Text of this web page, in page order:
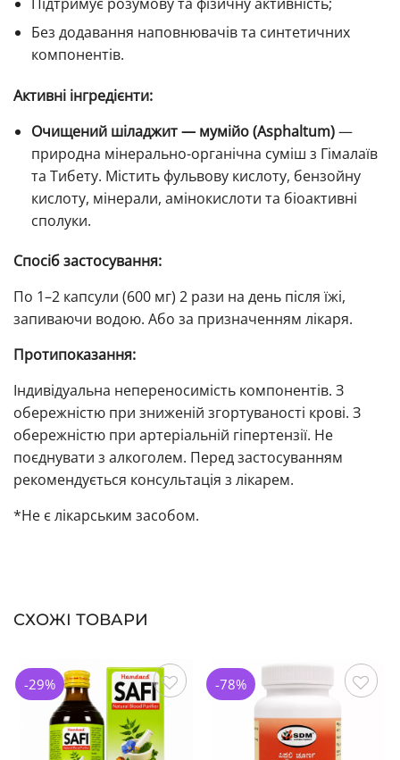
Підтримує розумову та фізичну активність;
Без додавання наповнювачів та синтетичних
компонентів.
Активні інгредієнти:
Очищений шіладжит — мумійо (Asphaltum)—
природна мінерально-органічна суміш з Гімалаїв
та Тибету. Містить фульвову кислоту, бензойну
кислоту, мінерали, амінокислоти та біоактивні
сполуки.
Спосіб застосування:
По 1–2 капсули (600 мг) 2 рази на день після їжі,
запиваючи водою. Або за призначенням лікаря.
Протипоказання:
Індивідуальна непереносимість компонентів. З
обережністю при зниженій згортуваності крові. З
обережністю при артеріальній гіпертензії. Не
поєднувати з алкоголем. Перед застосуванням
рекомендується консультація з лікарем.
*Не є лікарським засобом.
СХОЖІ ТОВАРИ
-29%
Зберегти
-78%
Зберегти